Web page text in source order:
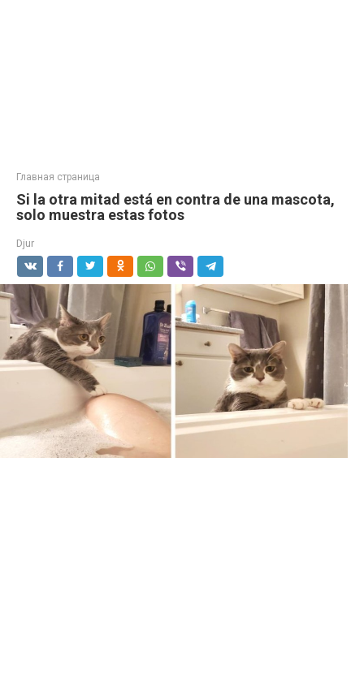
Главная страница
Si la otra mitad está en contra de una mascota,
solo muestra estas fotos
Djur